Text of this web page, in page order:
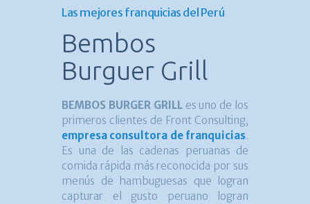
Las mejores franquicias del Perú
Bembos
Burguer Grill
BEMBOS BURGER GRILLes uno de los
primeros clientes de Front Consulting,
empresa consultora de franquicias.
Es una de las cadenas peruanas de
comida rápida más reconocida por sus
menús de hambuguesas que logran
capturar el gusto peruano logran